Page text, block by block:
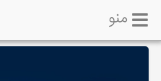
منو